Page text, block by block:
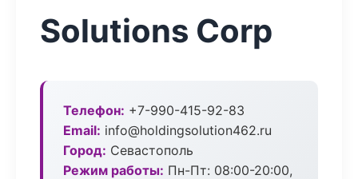
Solutions Corp
Телефон: +7-990-415-92-83
Email: info@holdingsolution462.ru
Город: Севастополь
Режим работы: Пн-Пт: 08:00-20:00,